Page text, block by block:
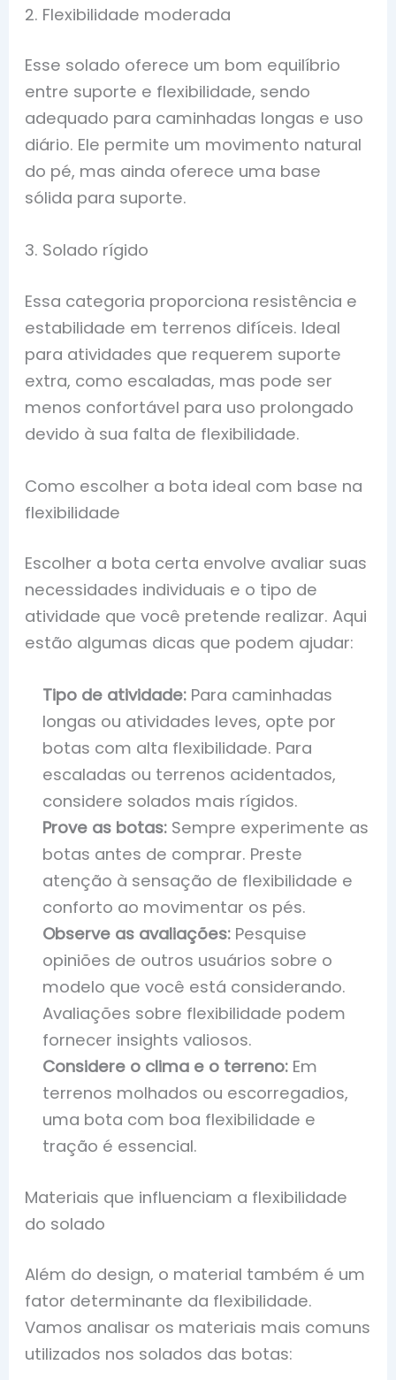
2. Flexibilidade moderada
Esse solado oferece um bom equilíbrio
entre suporte e flexibilidade, sendo
adequado para caminhadas longas e uso
diário. Ele permite um movimento natural
do pé, mas ainda oferece uma base
sólida para suporte.
3. Solado rígido
Essa categoria proporciona resistência e
estabilidade em terrenos difíceis. Ideal
para atividades que requerem suporte
extra, como escaladas, mas pode ser
menos confortável para uso prolongado
devido à sua falta de flexibilidade.
Como escolher a bota ideal com base na
flexibilidade
Escolher a bota certa envolve avaliar suas
necessidades individuais e o tipo de
atividade que você pretende realizar. Aqui
estão algumas dicas que podem ajudar:
Tipo de atividade: Para caminhadas
longas ou atividades leves, opte por
botas com alta flexibilidade. Para
escaladas ou terrenos acidentados,
considere solados mais rígidos.
Prove as botas: Sempre experimente as
botas antes de comprar. Preste
atenção à sensação de flexibilidade e
conforto ao movimentar os pés.
Observe as avaliações: Pesquise
opiniões de outros usuários sobre o
modelo que você está considerando.
Avaliações sobre flexibilidade podem
fornecer insights valiosos.
Considere o clima e o terreno: Em
terrenos molhados ou escorregadios,
uma bota com boa flexibilidade e
tração é essencial.
Materiais que influenciam a flexibilidade
do solado
Além do design, o material também é um
fator determinante da flexibilidade.
Vamos analisar os materiais mais comuns
utilizados nos solados das botas: